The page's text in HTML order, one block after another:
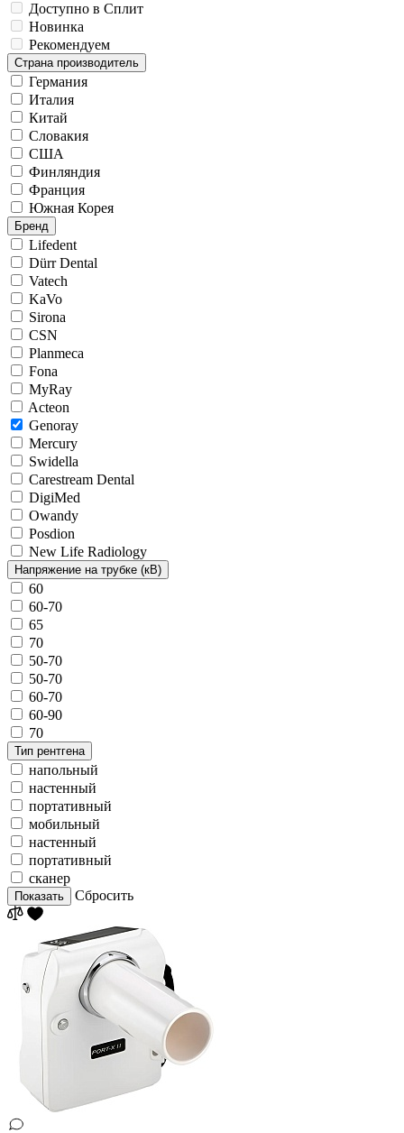
Доступно в Сплит
Новинка
Рекомендуем
Страна производитель
Германия
Италия
Китай
Словакия
США
Финляндия
Франция
Южная Корея
Бренд
Lifedent
Dürr Dental
Vatech
KaVo
Sirona
CSN
Planmeca
Fona
MyRay
Acteon
Genoray
Mercury
Swidella
Carestream Dental
DigiMed
Owandy
Posdion
New Life Radiology
Напряжение на трубке (кВ)
60
60-70
65
70
50-70
50-70
60-70
60-90
70
Тип рентгена
напольный
настенный
портативный
мобильный
настенный
портативный
сканер
Показать Сбросить